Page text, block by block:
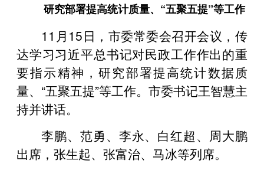
研究部署提高统计质量、“五聚五提”等工作
11月15日，市委常委会召开会议，传
达学习习近平总书记对民政工作作出的重
要指示精神，研究部署提高统计数据质
量、“五聚五提”等工作。市委书记王智慧主
持并讲话。
李鹏、范勇、李永、白红超、周大鹏
出席，张生起、张富治、马冰等列席。